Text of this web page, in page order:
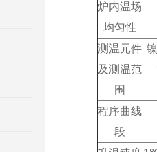
炉内温场
均匀性
测温元件
及测温范
围
程序曲线
段